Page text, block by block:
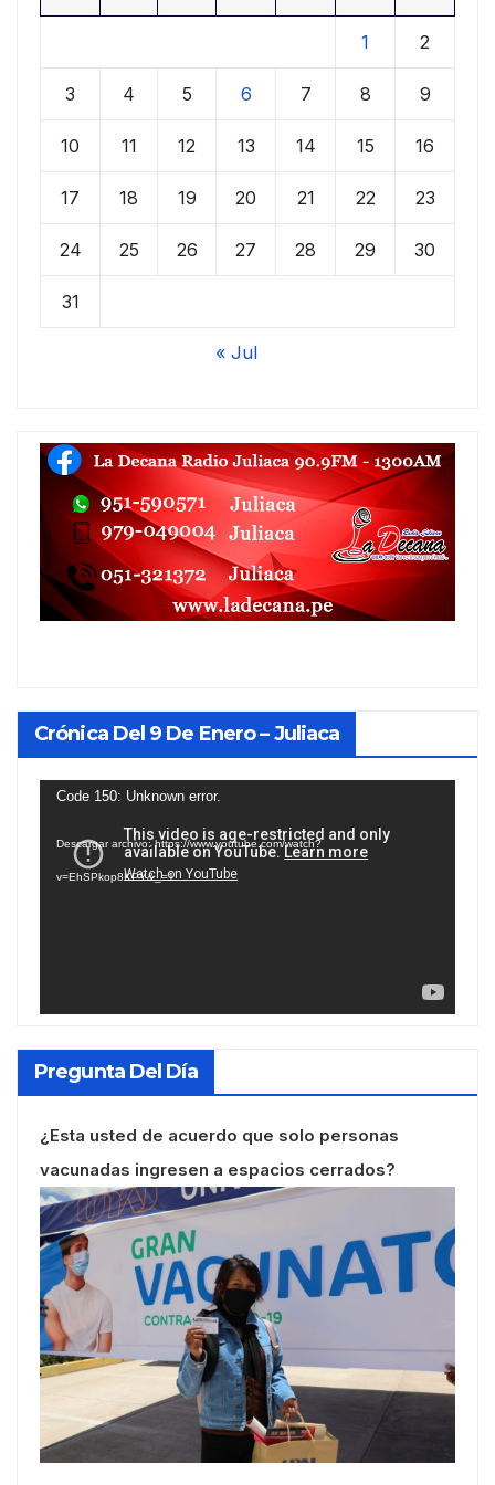
1 2
3 4 5 6 7 8 9
10 11 12 13 14 15 16
17 18 19 20 21 22 23
24 25 26 27 28 29 30
31
« Jul
Crónica Del 9 De Enero – Juliaca
Reproductor
vídeo
Code 150: Unknown error.
Descargar archivo: https://www.youtube.com/watch?
v=EhSPkop8KPY&_=1
Pregunta Del Día
¿Esta usted de acuerdo que solo personas
vacunadas ingresen a espacios cerrados?